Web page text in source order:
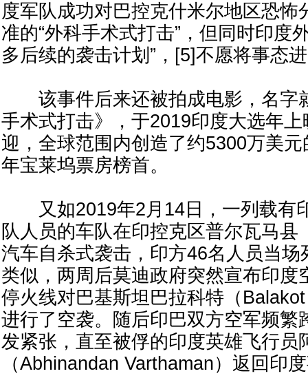
度军队成功对巴控克什米尔地区恐怖
准的“外科手术式打击”，但同时印度
多后续的袭击计划”，[5]不愿将事态
该事件后来还被拍成电影，名字
手术式打击》，于2019印度大选年
迎，全球范围内创造了约5300万美
年宝莱坞票房榜首。
又如2019年2月14日，一列载有
队人员的车队在印控克区普尔瓦马县
汽车自杀式袭击，印方46名人员当场
类似，两周后莫迪政府突然宣布印度
停火线对巴基斯坦巴拉科特（
进行了空袭。随后印巴双方空军频繁
发紧张，直至被俘的印度英雄飞行员
（Abhinandan Varthaman）返回印